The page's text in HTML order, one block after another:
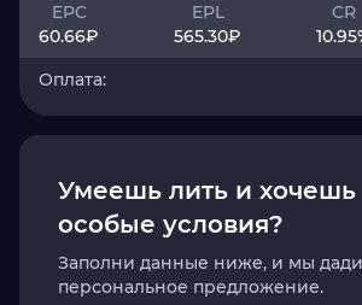
EPC
60.66₽
EPL
565.30₽
CR
10.95
Оплата:
Умеешь лить и хочешь
особые условия?
Заполни данные ниже, и мы
персональное предложение.